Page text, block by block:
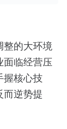
整的大环境
面临经营压
握核心技
而逆势提